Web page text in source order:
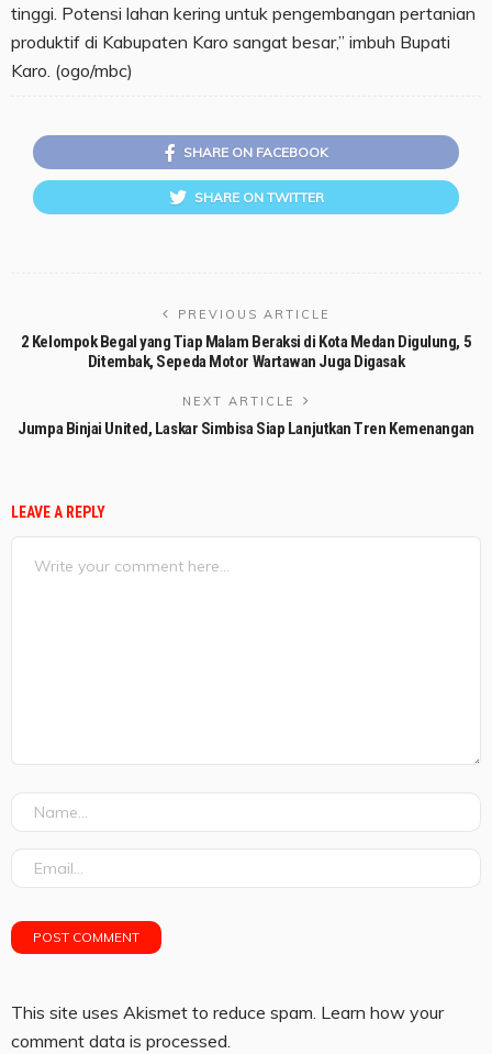
tinggi. Potensi lahan kering untuk pengembangan pertanian
produktif di Kabupaten Karo sangat besar,” imbuh Bupati
Karo. (ogo/mbc)
SHARE ON FACEBOOK
SHARE ON TWITTER
PREVIOUS ARTICLE
2 Kelompok Begal yang Tiap Malam Beraksi di Kota Medan Digulung, 5
Ditembak, Sepeda Motor Wartawan Juga Digasak
NEXT ARTICLE
Jumpa Binjai United, Laskar Simbisa Siap Lanjutkan Tren Kemenangan
LEAVE A REPLY
This site uses Akismet to reduce spam. Learn how your
comment data is processed.